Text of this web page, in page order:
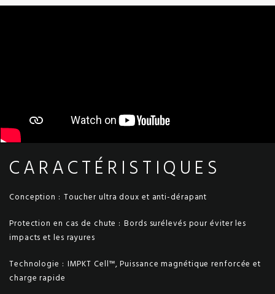
CARACTÉRISTIQUES
Conception : Toucher ultra doux et anti-dérapant
Protection en cas de chute : Bords surélevés pour éviter les
impacts et les rayures
Technologie : IMPKT Cell™, Puissance magnétique renforcée et
charge rapide